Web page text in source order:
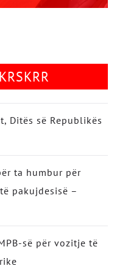
Ditës së Republikës
ta humbur për
pakujdesisë –
së për vozitje të